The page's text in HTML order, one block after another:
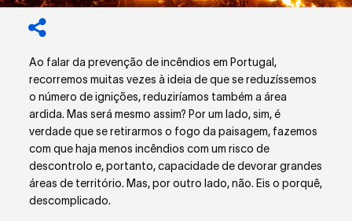
Ao falar da prevenção de incêndios em Portugal,
recorremos muitas vezes à ideia de que se reduzíssemos
o número de ignições, reduziríamos também a área
ardida. Mas será mesmo assim? Por um lado, sim, é
verdade que se retirarmos o fogo da paisagem, fazemos
com que haja menos incêndios com um risco de
descontrolo e, portanto, capacidade de devorar grandes
áreas de território. Mas, por outro lado, não. Eis o porquê,
descomplicado.